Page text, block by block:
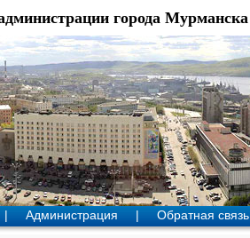
города Мурманска
| Администрация | Обратная связь